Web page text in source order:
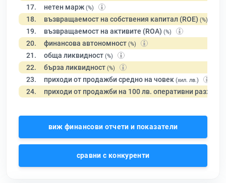
17. нетен марж (%)
18. възвращаемост на собствения капитал (ROE) (%)
19. възвращаемост на активите (ROA) (%)
20. финансова автономност (%)
21. обща ликвидност (%)
22. бърза ликвидност (%)
23. приходи от продажби средно на човек (хил. лв.)
24. приходи от продажби на 100 лв. оперативни разходи
виж финансови отчети и показатели
сравни с конкуренти